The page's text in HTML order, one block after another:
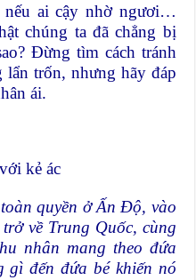
ai cậy nhờ ngươi…
chúng ta đã chẳng bị
Đừng tìm cách tránh
lẩn trốn, nhưng hãy đáp
ái.
kẻ ác
quyền ở Ấn Độ, vào
về Trung Quốc, cùng
nhân mang theo đứa
gì đến đứa bé khiến nó